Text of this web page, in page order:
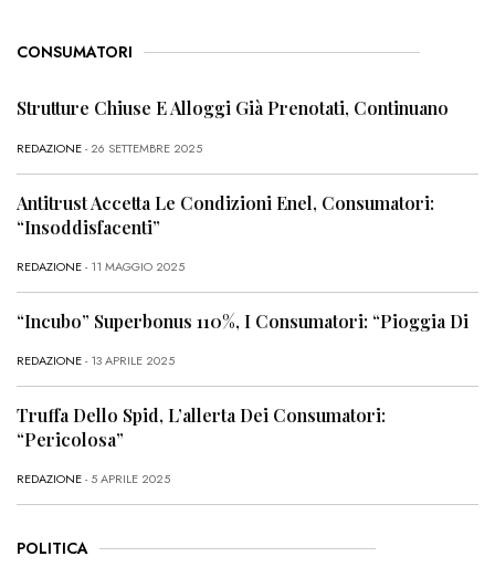
CONSUMATORI
Strutture Chiuse E Alloggi Già Prenotati, Continuano
REDAZIONE- 26 SETTEMBRE 2025
Antitrust Accetta Le Condizioni Enel, Consumatori:
“Insoddisfacenti”
REDAZIONE- 11 MAGGIO 2025
“Incubo” Superbonus 110%, I Consumatori: “Pioggia Di
REDAZIONE- 13 APRILE 2025
Truffa Dello Spid, L’allerta Dei Consumatori:
“Pericolosa”
REDAZIONE- 5 APRILE 2025
POLITICA